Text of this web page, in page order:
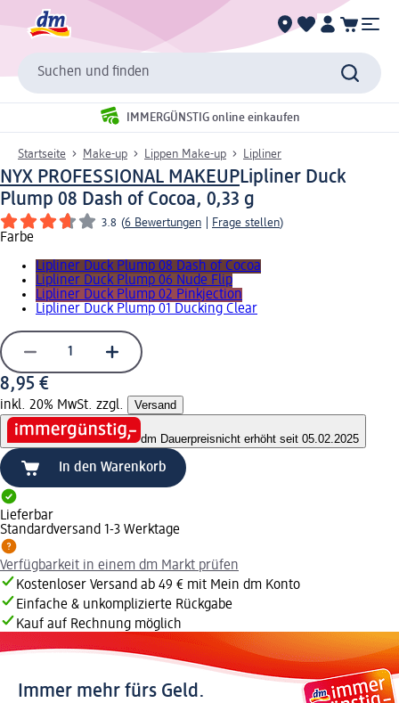
Suchen und finden
IMMERGÜNSTIG online einkaufen
Startseite Make-up Lippen Make-up Lipliner
NYX PROFESSIONAL MAKEUPLipliner Duck
Plump 08 Dash of Cocoa, 0,33 g
3.8 (6 Bewertungen Frage stellen)
Farbe
Lipliner Duck Plump 08 Dash of Cocoa
Lipliner Duck Plump 06 Nude Flip
Lipliner Duck Plump 02 Pinkjection
Lipliner Duck Plump 01 Ducking Clear
8,95 €
inkl. 20% MwSt. zzgl. Versand
dm Dauerpreisnicht erhöht seit 05.02.2025
In den Warenkorb
Lieferbar
Standardversand 1-3 Werktage
Verfügbarkeit in einem dm Markt prüfen
Kostenloser Versand ab 49 € mit Mein dm Konto
Einfache & unkomplizierte Rückgabe
Kauf auf Rechnung möglich
Immer mehr fürs Geld.